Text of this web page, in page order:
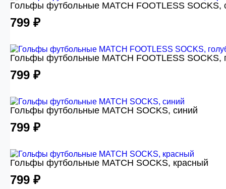
Гольфы футбольные MATCH FOOTLESS SOCKS,
799 ₽
Гольфы футбольные MATCH FOOTLESS SOCKS,
799 ₽
Гольфы футбольные MATCH SOCKS, синий
799 ₽
Гольфы футбольные MATCH SOCKS, красный
799 ₽